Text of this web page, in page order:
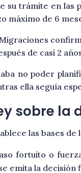
su trámite en las
máximo de 6
de casi 2
no poder
ella seguía
sobre la
las bases
fortuito o
emita la decisión